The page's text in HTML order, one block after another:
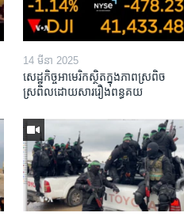
14 មីនា 2025
សេដ្ឋកិច្ច​អាមេរិក​ស្ថិត​ក្នុង​ភាពស្រពិច
ស្រពិល​ដោយសារ​រឿង​ពន្ធគយ